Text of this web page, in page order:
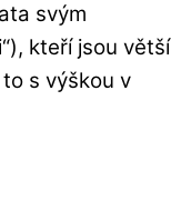
svým
kteří jsou větší
s výškou v